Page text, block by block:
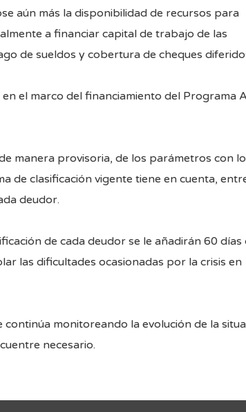
aún más la disponibilidad de recursos para
a financiar capital de trabajo de las
de sueldos y cobertura de cheques
el marco del financiamiento del Programa
manera provisoria, de los parámetros con
de clasificación vigente tiene en cuenta,
deudor.
de cada deudor se le añadirán 60 días
las dificultades ocasionadas por la crisis en
monitoreando la evolución de la
necesario.